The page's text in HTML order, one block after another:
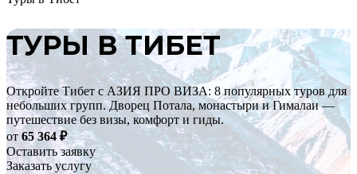
ТУРЫ В ТИБЕТ
Откройте Тибет с АЗИЯ ПРО ВИЗА: 8 популярных туров для
небольших групп. Дворец Потала, монастыри и Гималаи —
путешествие без визы, комфорт и гиды.
от65 364₽
Оставить заявку
Заказать услугу